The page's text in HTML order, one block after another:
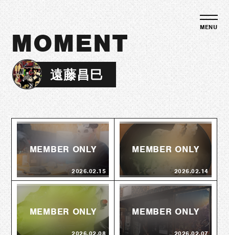
MOMENT
遠藤昌巳
2026.02.15 2026.02.14
2026.02.08 2026.02.07